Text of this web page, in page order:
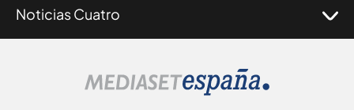
Noticias Cuatro